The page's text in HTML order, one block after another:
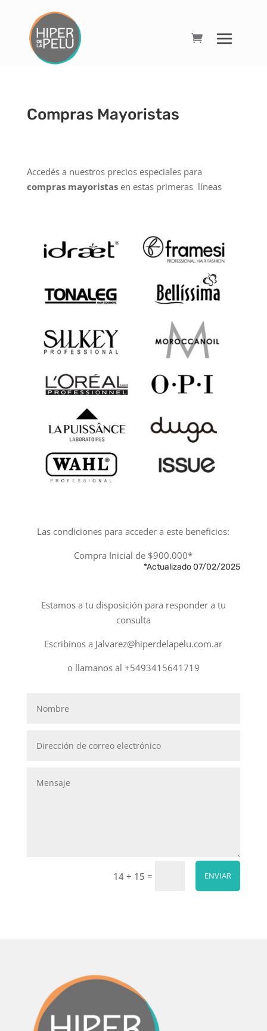
Compras Mayoristas
Accedés a nuestros precios especiales para
compras mayoristasen estas primeras líneas
Las condiciones para acceder a este beneficios:
Compra Inicial de $900.000*
*Actualizado 07/02/2025
Estamos a tu disposición para responder a tu
consulta
Escribinos a Jalvarez@hiperdelapelu.com.ar
o llamanos al +5493415641719
14 + 15 = ENVIAR